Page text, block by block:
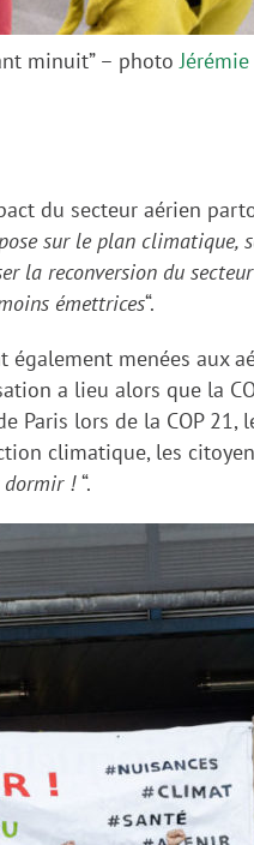
minuit” – photo
du secteur aérien
sur le plan climatique,
la reconversion du
émettrices“.
menées aux
a lieu alors que la
Paris lors de la COP
climatique, les
dormir !“.